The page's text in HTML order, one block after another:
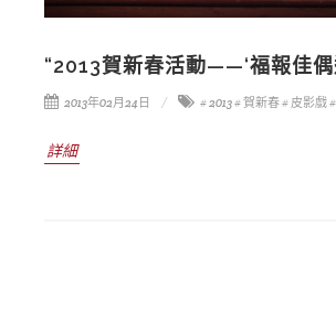
“2013賀新春活動——‘福報佳偶
2013年02月24日 # 2013# 賀新春# 皮影戲
詳細